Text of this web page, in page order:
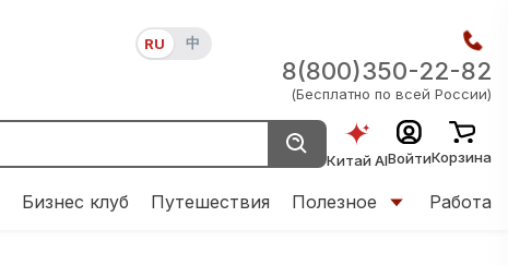
RU 中
8(800)350-22-82
(Бесплатно по всей России)
Китай AIВойтиКорзина
Бизнес клуб Путешествия Полезное Работа